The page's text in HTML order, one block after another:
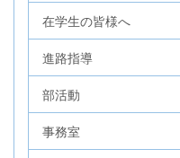
在学生の皆様へ
進路指導
部活動
事務室